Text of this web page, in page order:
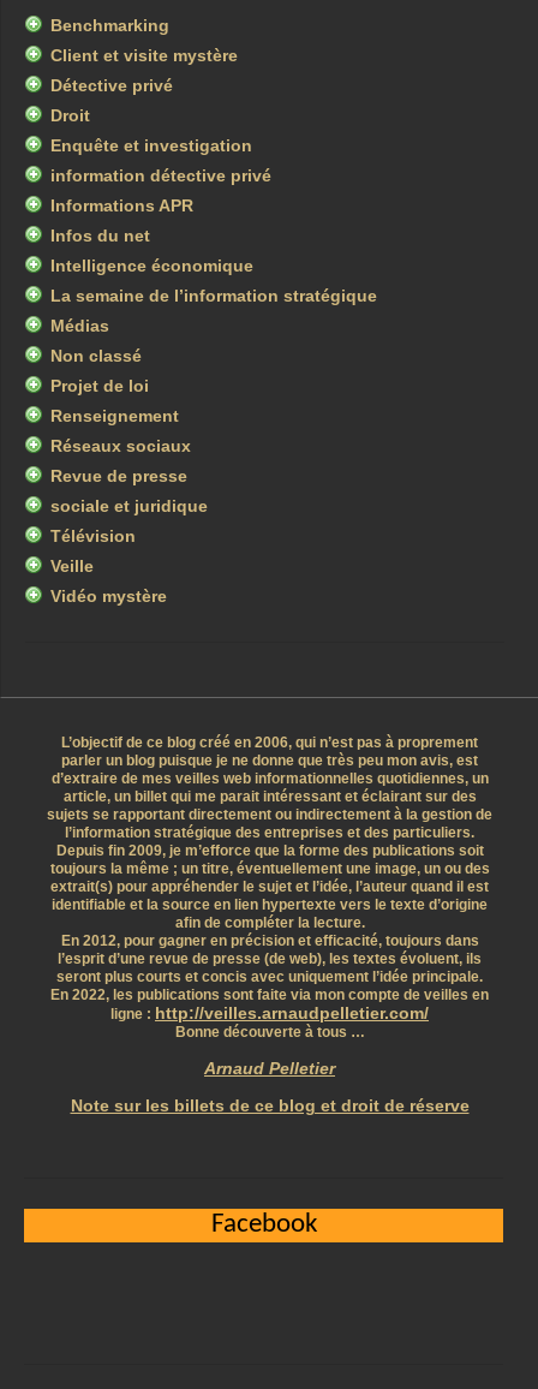
Benchmarking
Client et visite mystère
Détective privé
Droit
Enquête et investigation
information détective privé
Informations APR
Infos du net
Intelligence économique
La semaine de l’information stratégique
Médias
Non classé
Projet de loi
Renseignement
Réseaux sociaux
Revue de presse
sociale et juridique
Télévision
Veille
Vidéo mystère
L’objectif de ce blog créé en 2006, qui n’est pas à proprement
parler un blog puisque je ne donne que très peu mon avis, est
d’extraire de mes veilles web informationnelles quotidiennes, un
article, un billet qui me parait intéressant et éclairant sur des
sujets se rapportant directement ou indirectement à la gestion de
l’information stratégique des entreprises et des particuliers.
Depuis fin 2009, je m’efforce que la forme des publications soit
toujours la même ; un titre, éventuellement une image, un ou des
extrait(s) pour appréhender le sujet et l’idée, l’auteur quand il est
identifiable et la source en lien hypertexte vers le texte d’origine
afin de compléter la lecture.
En 2012, pour gagner en précision et efficacité, toujours dans
l’esprit d’une revue de presse (de web), les textes évoluent, ils
seront plus courts et concis avec uniquement l’idée principale.
En 2022, les publications sont faite via mon compte de veilles en
ligne : http://veilles.arnaudpelletier.com/
Bonne découverte à tous …
Arnaud Pelletier
Note sur les billets de ce blog et droit de réserve
Facebook